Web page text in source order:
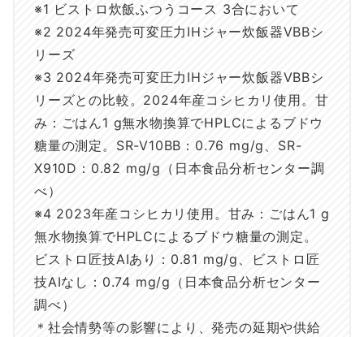
※1 ビストロ炊飯ふつうコース 3合において
※2 2024年発売可変圧力IHジャー炊飯器VBBシ
リーズ
※3 2024年発売可変圧力IHジャー炊飯器VBBシ
リーズとの比較。2024年産コシヒカリ使用。甘
み：ごはん1 g無水物換算でHPLCによるブドウ
糖量の測定。SR-V10BB：0.76 mg/g、SR-
X910D：0.82 mg/g（日本食品分析センター調
べ）
※4 2023年産コシヒカリ使用。甘み：ごはん1 g
無水物換算でHPLCによるブドウ糖量の測定。
ビストロ匠技AIあり：0.81 mg/g、ビストロ匠
技AIなし：0.74 mg/g（日本食品分析センター
調べ）
＊社会情勢等の影響により、発売の延期や供給